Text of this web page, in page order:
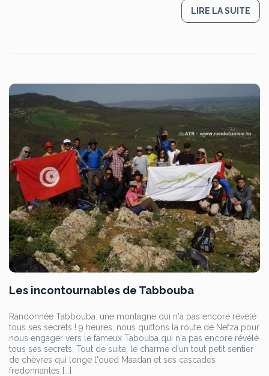
LIRE LA SUITE
Les incontournables de Tabbouba
Randonnée Tabbouba: une montagne qui n'a pas encore révélé
tous ses secrets ! 9 heures, nous quittons la route de Nefza pour
nous engager vers le fameux Tabouba qui n'a pas encore révélé
tous ses secrets. Tout de suite, le charme d'un tout petit sentier
de chèvres qui longe l'oued Maadan et ses cascades
fredonnantes [...]